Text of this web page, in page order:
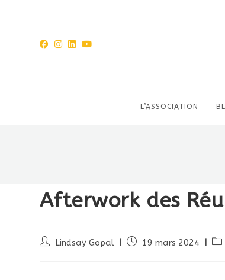
L’ASSOCIATION
Afterwork des
Lindsay Gopal 19 mars 2024